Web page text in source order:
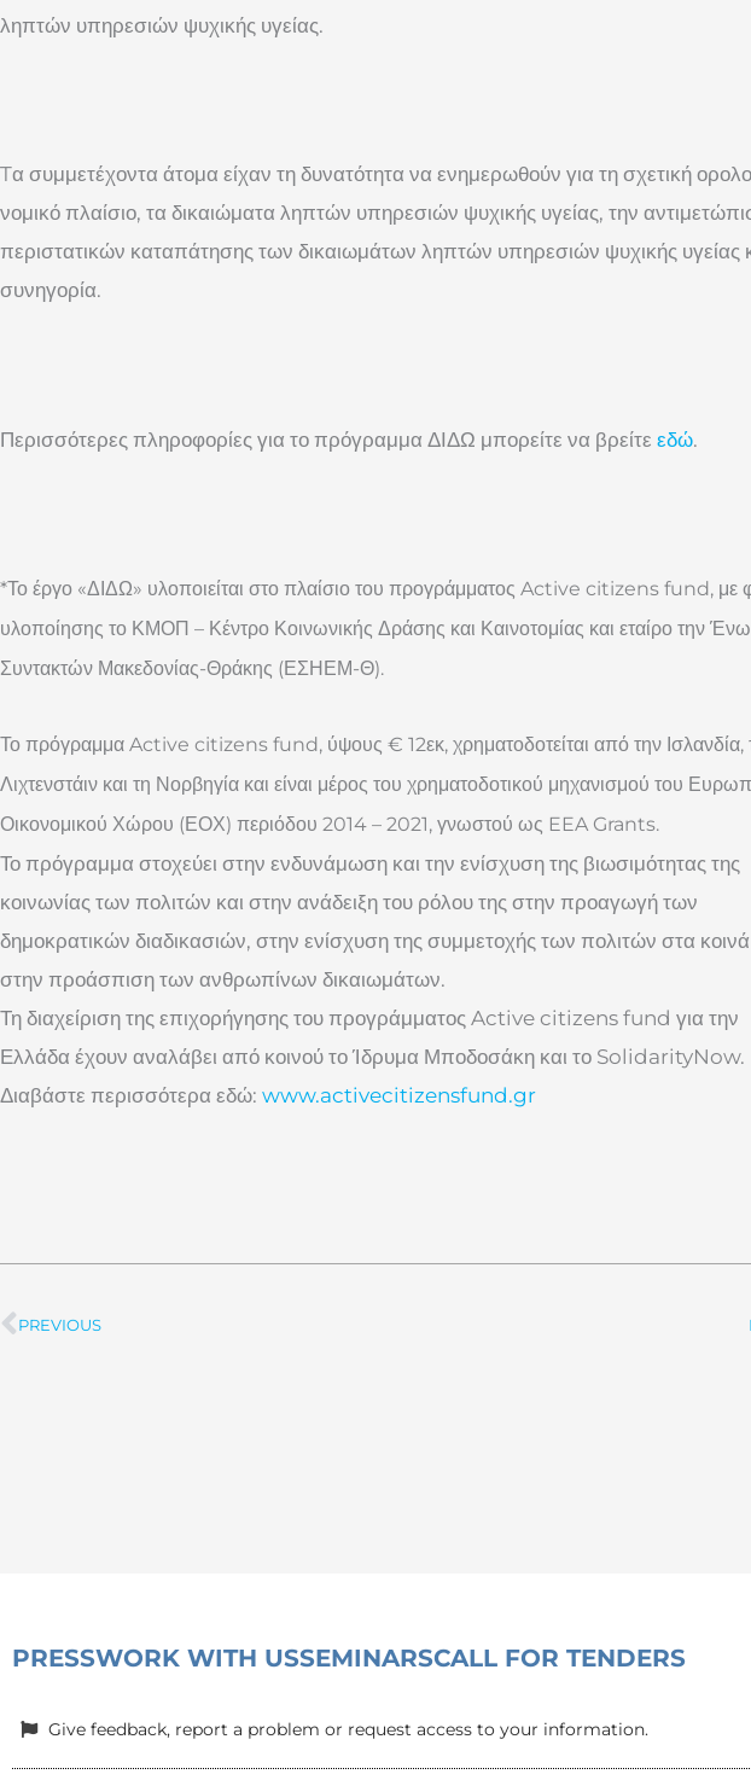
ληπτών υπηρεσιών ψυχικής υγείας.
Tα συμμετέχοντα άτομα είχαν τη δυνατότητα να ενημερωθούν για τη σχετική
νομικό πλαίσιο, τα δικαιώματα ληπτών υπηρεσιών ψυχικής υγείας, την
περιστατικών καταπάτησης των δικαιωμάτων ληπτών υπηρεσιών ψυχικής υγείας
συνηγορία.
Περισσότερες πληροφορίες για το πρόγραμμα ΔΙΔΩ μπορείτε να βρείτε εδώ.
*Το έργο «ΔΙΔΩ» υλοποιείται στο πλαίσιο του προγράμματος Active citizens fund, με
υλοποίησης το ΚΜΟΠ – Κέντρο Κοινωνικής Δράσης και Καινοτομίας και εταίρο την
Συντακτών Μακεδονίας-Θράκης (ΕΣΗΕΜ-Θ).
Το πρόγραμμα Active citizens fund, ύψους € 12εκ, χρηματοδοτείται από την Ισλανδία,
Λιχτενστάιν και τη Νορβηγία και είναι μέρος του χρηματοδοτικού μηχανισμού του
Οικονομικού Χώρου (ΕΟΧ) περιόδου 2014 – 2021, γνωστού ως EEA Grants.
Το πρόγραμμα στοχεύει στην ενδυνάμωση και την ενίσχυση της βιωσιμότητας της
κοινωνίας των πολιτών και στην ανάδειξη του ρόλου της στην προαγωγή των
δημοκρατικών διαδικασιών, στην ενίσχυση της συμμετοχής των πολιτών στα κοινά
στην προάσπιση των ανθρωπίνων δικαιωμάτων.
Τη διαχείριση της επιχορήγησης του προγράμματος Active citizens fund για την
Ελλάδα έχουν αναλάβει από κοινού το Ίδρυμα Μποδοσάκη και το SolidarityNow.
Διαβάστε περισσότερα εδώ: www.activecitizensfund.gr
Prev
PREVIOUS
PRESSWORK WITH USSEMINARSCALL FOR TENDERS
Give feedback, report a problem or request access to your information.